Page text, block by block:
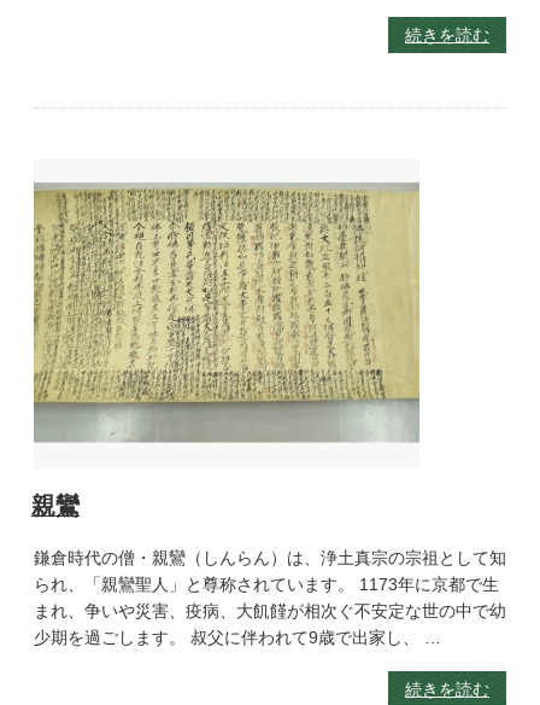
続きを読む
親鸞
鎌倉時代の僧・親鸞（しんらん）は、浄土真宗の宗祖として知
られ、「親鸞聖人」と尊称されています。 1173年に京都で生
まれ、争いや災害、疫病、大飢饉が相次ぐ不安定な世の中で幼
少期を過ごします。 叔父に伴われて9歳で出家し、 …
続きを読む